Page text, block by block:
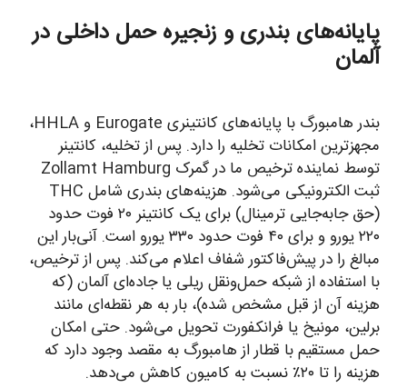
پایانه‌های بندری و زنجیره حمل داخلی در
آلمان
بندر هامبورگ با پایانه‌های کانتینری Eurogate و HHLA،
مجهزترین امکانات تخلیه را دارد. پس از تخلیه، کانتینر
توسط نماینده ترخیص ما در گمرک Zollamt Hamburg
ثبت الکترونیکی می‌شود. هزینه‌های بندری شامل THC
(حق جابه‌جایی ترمینال) برای یک کانتینر ۲۰ فوت حدود
۲۲۰ یورو و برای ۴۰ فوت حدود ۳۳۰ یورو است. آنی‌بار این
مبالغ را در پیش‌فاکتور شفاف اعلام می‌کند. پس از ترخیص،
با استفاده از شبکه حمل‌ونقل ریلی یا جاده‌ای آلمان (که
هزینه آن از قبل مشخص شده)، بار به هر نقطه‌ای مانند
برلین، مونیخ یا فرانکفورت تحویل می‌شود. حتی امکان
حمل مستقیم با قطار از هامبورگ به مقصد وجود دارد که
هزینه را تا ۲۰٪ نسبت به کامیون کاهش می‌دهد.